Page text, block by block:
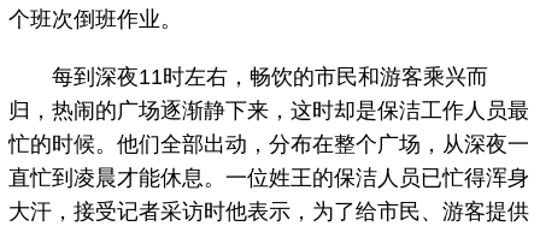
个班次倒班作业。
每到深夜11时左右，畅饮的市民和游客乘兴而
归，热闹的广场逐渐静下来，这时却是保洁工作人员最
忙的时候。他们全部出动，分布在整个广场，从深夜一
直忙到凌晨才能休息。一位姓王的保洁人员已忙得浑身
大汗，接受记者采访时他表示，为了给市民、游客提供